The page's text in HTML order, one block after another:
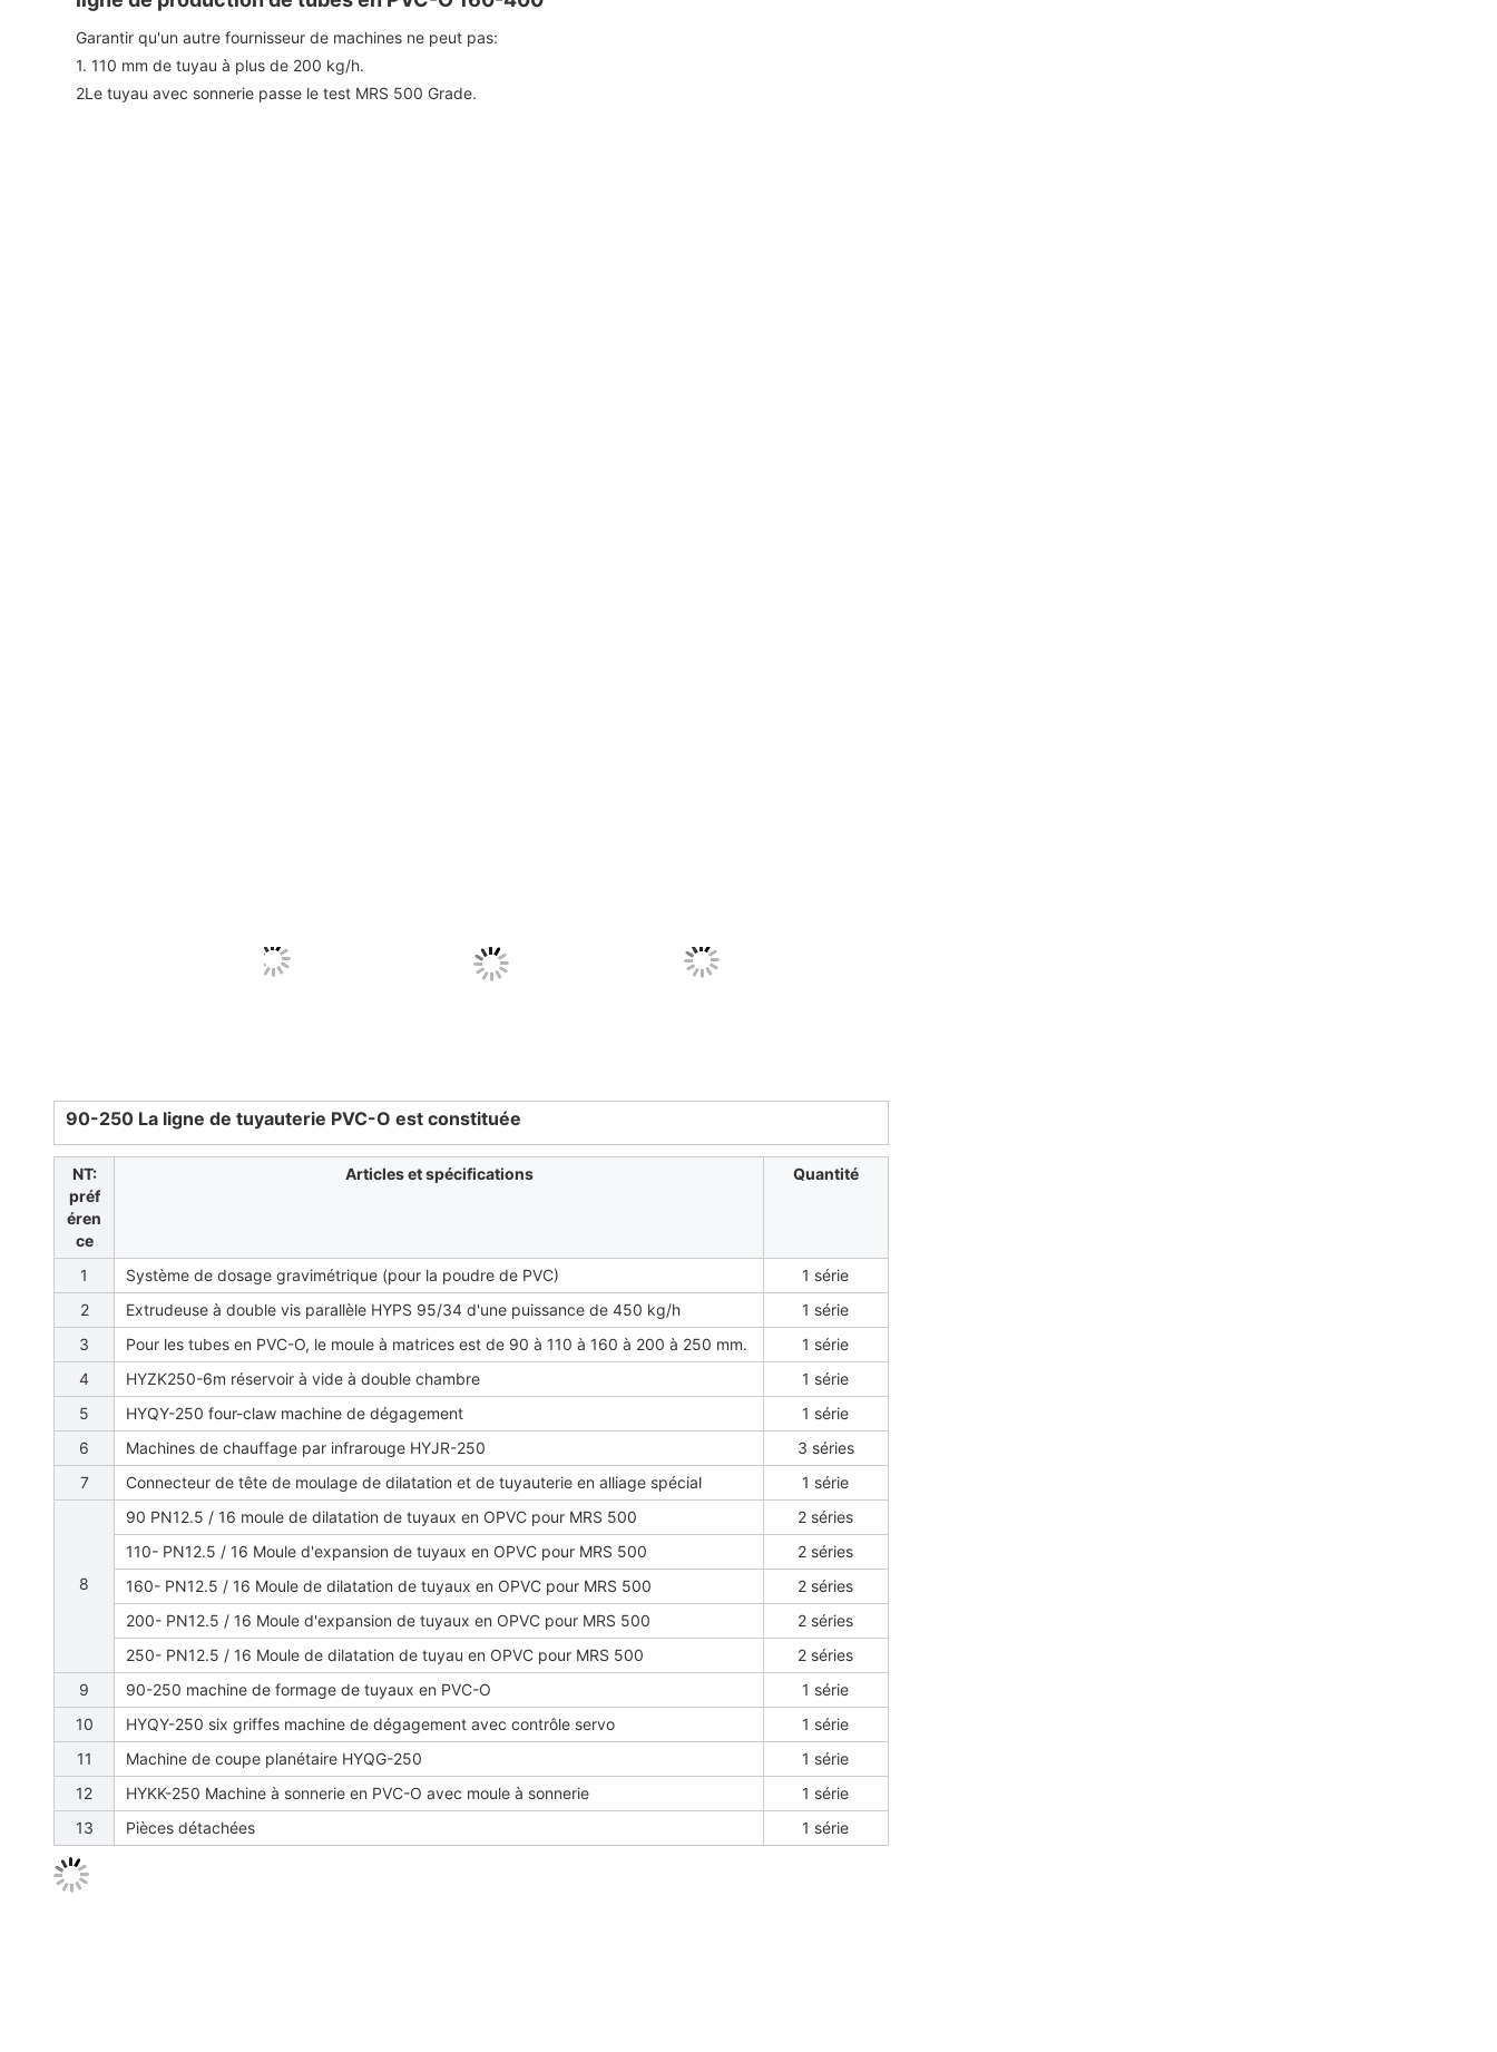
Garantir qu'un autre fournisseur de machines ne peut pas:
1. 110 mm de tuyau à plus de 200 kg/h.
2Le tuyau avec sonnerie passe le test MRS 500 Grade.
90-250 La ligne de tuyauterie PVC-O est constituée
NT:
préf
éren
ce
Articles et spécifications Quantité
1 Système de dosage gravimétrique (pour la poudre de PVC)
1 série
2
Extrudeuse à double vis parallèle HYPS 95/34 d'une puissance de 450 kg/h
1 série
3
Pour les tubes en PVC-O, le moule à matrices est de 90 à 110 à 160 à 200 à 250 mm.
1 série
4
HYZK250-6m réservoir à vide à double chambre
1 série
5
HYQY-250 four-claw machine de dégagement
1 série
6
Machines de chauffage par infrarouge HYJR-250
3 séries
7
Connecteur de tête de moulage de dilatation et de tuyauterie en alliage spécial 1 série
8
90 PN12.5 / 16 moule de dilatation de tuyaux en OPVC pour MRS 500
2 séries
110- PN12.5 / 16 Moule d'expansion de tuyaux en OPVC pour MRS 500
2 séries
160- PN12.5 / 16 Moule de dilatation de tuyaux en OPVC pour MRS 500
2 séries
200- PN12.5 / 16 Moule d'expansion de tuyaux en OPVC pour MRS 500
2 séries
250- PN12.5 / 16 Moule de dilatation de tuyau en OPVC pour MRS 500
2 séries
9
90-250 machine de formage de tuyaux en PVC-O
1 série
10
HYQY-250 six griffes machine de dégagement avec contrôle servo
1 série
11
Machine de coupe planétaire HYQG-250
1 série
12
HYKK-250 Machine à sonnerie en PVC-O avec moule à sonnerie
1 série
13
Pièces détachées 1 série